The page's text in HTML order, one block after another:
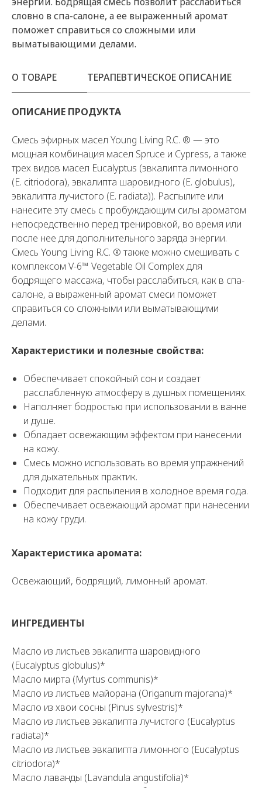
словно в спа-салоне, а ее выраженный аромат
поможет справиться со сложными или
выматывающими делами.
О ТОВАРЕ ТЕРАПЕВТИЧЕСКОЕ ОПИСАНИЕ
ОПИСАНИЕ ПРОДУКТА
Смесь эфирных масел Young Living R.C. ® — это
мощная комбинация масел Spruce и Cypress, а также
трех видов масел Eucalyptus (эвкалипта лимонного
(E. citriodora), эвкалипта шаровидного (E. globulus),
эвкалипта лучистого (E. radiata)). Распылите или
нанесите эту смесь с пробуждающим силы ароматом
непосредственно перед тренировкой, во время или
после нее для дополнительного заряда энергии.
Смесь Young Living R.C. ® также можно смешивать с
комплексом V-6™ Vegetable Oil Complex для
бодрящего массажа, чтобы расслабиться, как в спа-
салоне, а выраженный аромат смеси поможет
справиться со сложными или выматывающими
делами.
Характеристики и полезные свойства:
Обеспечивает спокойный сон и создает
расслабленную атмосферу в душных помещениях.
Наполняет бодростью при использовании в ванне
и душе.
Обладает освежающим эффектом при нанесении
на кожу.
Смесь можно использовать во время упражнений
для дыхательных практик.
Подходит для распыления в холодное время года.
Обеспечивает освежающий аромат при нанесении
на кожу груди.
Характеристика аромата:
Освежающий, бодрящий, лимонный аромат.
ИНГРЕДИЕНТЫ
Масло из листьев эвкалипта шаровидного
(Eucalyptus globulus)*
Масло мирта (Myrtus communis)*
Масло из листьев майорана (Origanum majorana)*
Масло из хвои сосны (Pinus sylvestris)*
Масло из листьев эвкалипта лучистого (Eucalyptus
radiata)*
Масло из листьев эвкалипта лимонного (Eucalyptus
citriodora)*
Масло лаванды (Lavandula angustifolia)*